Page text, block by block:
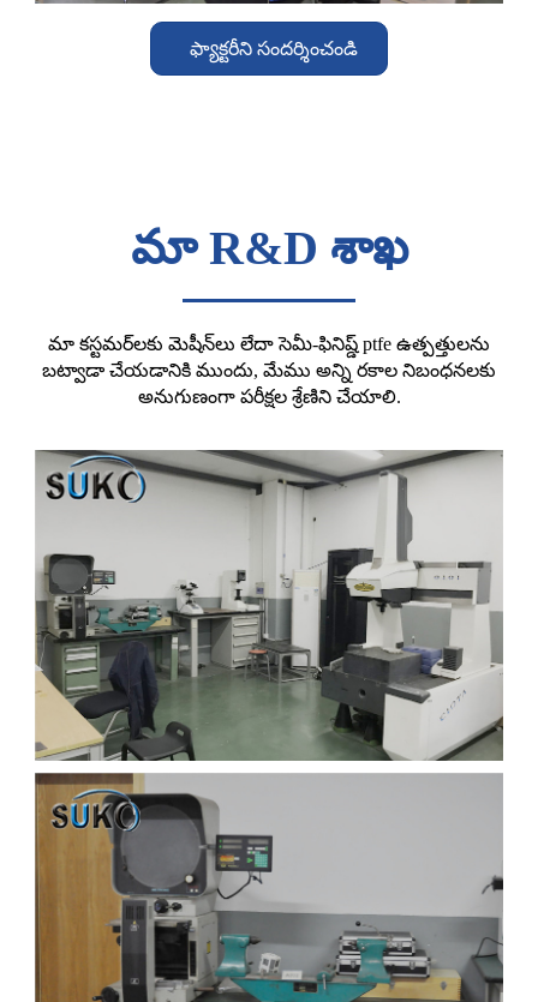
ఫ్యాక్టరీని సందర్శించండి
మా R&D శాఖ
మా కస్టమర్‌లకు మెషీన్‌లు లేదా సెమీ-ఫినిష్డ్ ptfe ఉత్పత్తులను
బట్వాడా చేయడానికి ముందు, మేము అన్ని రకాల నిబంధనలకు
అనుగుణంగా పరీక్షల శ్రేణిని చేయాలి.